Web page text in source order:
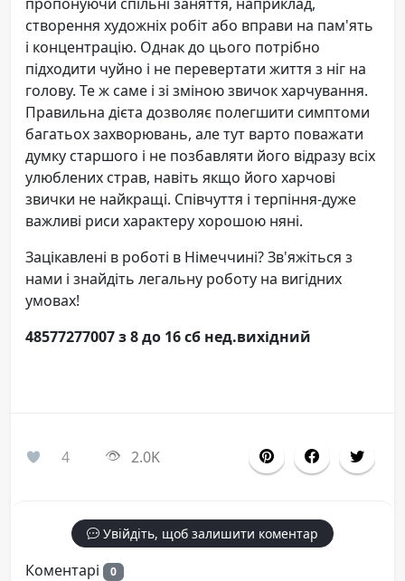
створення художніх робіт або вправи на пам'ять
і концентрацію. Однак до цього потрібно
підходити чуйно і не перевертати життя з ніг на
голову. Те ж саме і зі зміною звичок харчування.
Правильна дієта дозволяє полегшити симптоми
багатьох захворювань, але тут варто поважати
думку старшого і не позбавляти його відразу всіх
улюблених страв, навіть якщо його харчові
звички не найкращі. Співчуття і терпіння-дуже
важливі риси характеру хорошою няні.
Зацікавлені в роботі в Німеччині? Зв'яжіться з
нами і знайдіть легальну роботу на вигідних
умовах!
48577277007 з 8 до 16 сб нед.вихідний
4 2.0K
Увійдіть, щоб залишити коментар
Коментарі 0